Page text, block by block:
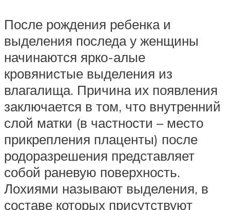
После рождения ребенка и
выделения последа у женщины
начинаются ярко-алые
кровянистые выделения из
влагалища. Причина их появления
заключается в том, что внутренний
слой матки (в частности – место
прикрепления плаценты) после
родоразрешения представляет
собой раневую поверхность.
Лохиями называют выделения, в
составе которых присутствуют